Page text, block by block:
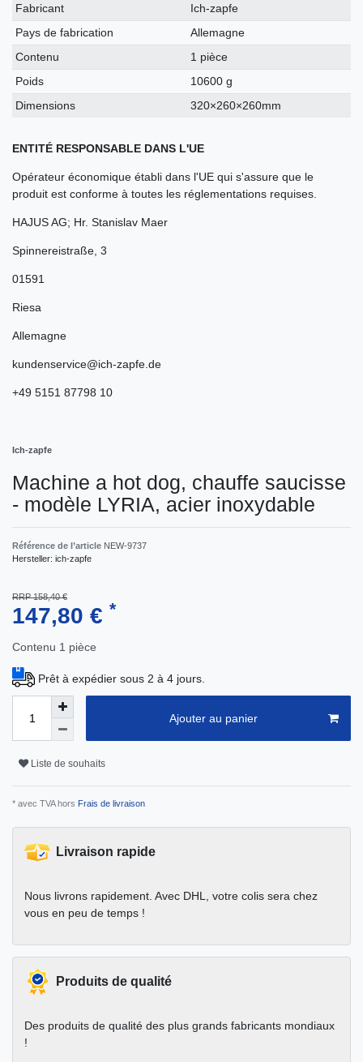
Fabricant
Ich-zapfe
Pays de fabrication
Allemagne
Contenu
1 pièce
Poids
10600 g
Dimensions
320×260×260mm
ENTITÉ RESPONSABLE DANS L'UE
Opérateur économique établi dans l'UE qui s'assure que le
produit est conforme à toutes les réglementations requises.
HAJUS AG; Hr. Stanislav Maer
Spinnereistraße 3
01591
Riesa
Allemagne
kundenservice@ich-zapfe.de
+49 5151 87798 10
Ich-zapfe
Machine a hot dog, chauffe saucisse
- modèle LYRIA, acier inoxydable
Référence de l’article NEW-9737
Hersteller: ich-zapfe
RRP 158,40 €
147,80 € *
Contenu 1 pièce
Prêt à expédier sous 2 à 4 jours.
Ajouter au panier
Liste de souhaits
* avec TVA hors Frais de livraison
Livraison rapide
Nous livrons rapidement. Avec DHL, votre colis sera chez
vous en peu de temps !
Produits de qualité
Des produits de qualité des plus grands fabricants mondiaux
!